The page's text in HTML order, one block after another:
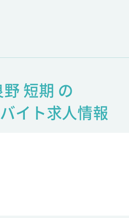
短期 の
イト求人情報